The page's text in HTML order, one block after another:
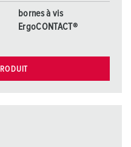
bornes à vis
ErgoCONTACT®